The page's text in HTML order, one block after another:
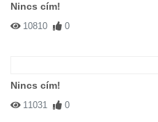
Nincs cím!
10810 0
Nincs cím!
11031 0